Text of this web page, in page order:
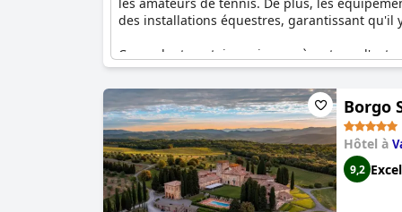
des installations équestres, garantissant qu'il
Cependant, certains avis suggèrent que
entretenus et ayant besoin d'être rénovés,
vieillir, avec une table instable et des raquettes
Malgré ces inconvénients, le large éventail
Casabianca, conserve son attrait pour les
préparés à quelques inconvénients mineurs,
Borgo
Hôtel à
9,2